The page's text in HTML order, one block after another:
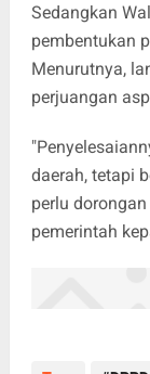
Sedangkan
pembentukan
Menurutnya,
perjuangan
daerah, tetapi
perlu
pemerintah